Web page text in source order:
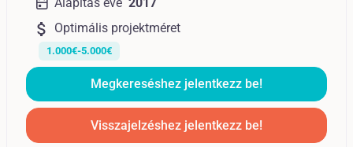
attach_money Optimális projektméret
1.000€-5.000€
Megkereséshez jelentkezz be!
Visszajelzéshez jelentkezz be!